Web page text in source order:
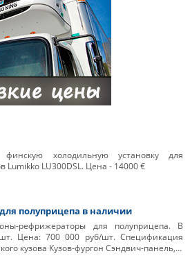
финскую холодильную установку для
Lumikko LU300DSL. Цена - 14000 €
полуприцепа в наличии
рефрижераторы для полуприцепа. В
Цена: 700 000 руб/шт. Спецификация
кузова Кузов-фургон Сэндвич-панель,…